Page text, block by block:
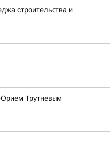
строительства и
Трутневым